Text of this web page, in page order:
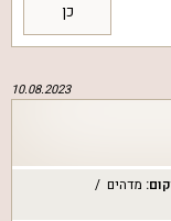
כן
10.08.2023
: מדהים